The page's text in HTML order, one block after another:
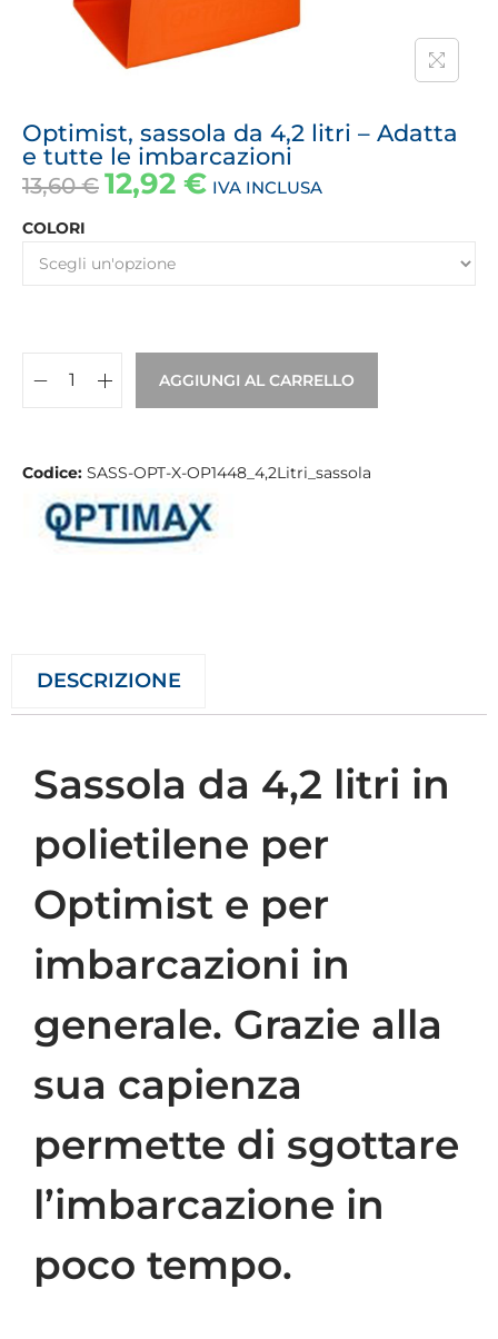
Optimist, sassola da 4,2 litri – Adatta
e tutte le imbarcazioni
13,60€ 12,92 € IVA INCLUSA
COLORI
AGGIUNGI AL CARRELLO
Codice: SASS-OPT-X-OP1448_4,2Litri_sassola
DESCRIZIONE
Sassola da 4,2 litri in
polietilene per
Optimist e per
imbarcazioni in
generale. Grazie alla
sua capienza
permette di sgottare
l’imbarcazione in
poco tempo.